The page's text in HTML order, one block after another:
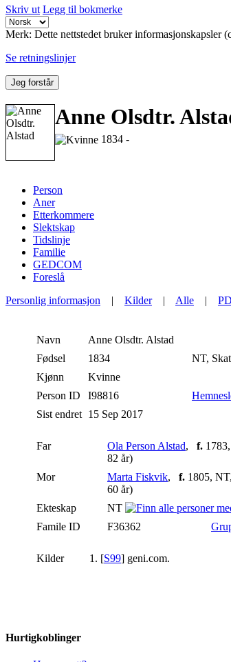
Skriv ut Legg til bokmerke
Merk: Dette nettstedet bruker informasjonskapsler
Se retningslinjer
Jeg forstår
Anne Olsdtr.
1834 -
Person
Aner
Etterkommere
Slektskap
Tidslinje
Familie
GEDCOM
Foreslå
Personlig informasjon | Kilder| Alle |
Navn Anne Olsdtr. Alstad
Fødsel
1834 NT,
Kjønn
Kvinne
Person ID
I98816
Sist endret 15 Sep 2017
Far Ola Person Alstad, f.
82 år)
Mor
Marta Fiskvik, f. 1805,
60 år)
Ekteskap
NT
Famile ID
F36362
Kilder [S99] geni.com.
Hurtigkoblinger